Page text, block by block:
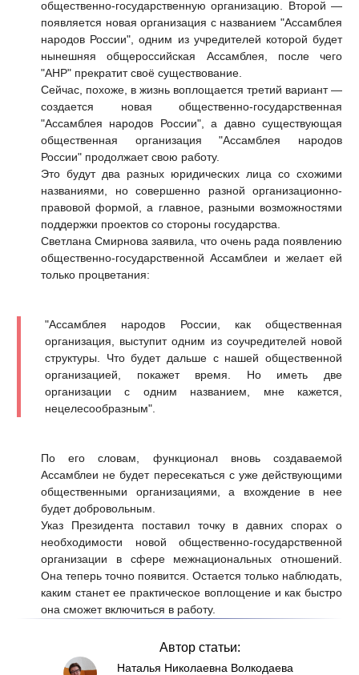
общественно-государственную организацию. Второй —
появляется новая организация с названием "Ассамблея
народов России", одним из учредителей которой будет
нынешняя общероссийская Ассамблея, после чего
"АНР" прекратит своё существование.
Сейчас, похоже, в жизнь воплощается третий вариант —
создается новая общественно-государственная
"Ассамблея народов России", а давно существующая
общественная организация "Ассамблея народов
России" продолжает свою работу.
Это будут два разных юридических лица со схожими
названиями, но совершенно разной организационно-
правовой формой, а главное, разными возможностями
поддержки проектов со стороны государства.
Светлана Смирнова заявила, что очень рада появлению
общественно-государственной Ассамблеи и желает ей
только процветания:
"Ассамблея народов России, как общественная
организация, выступит одним из соучредителей новой
структуры. Что будет дальше с нашей общественной
организацией, покажет время. Но иметь две
организации с одним названием, мне кажется,
нецелесообразным".
По его словам, функционал вновь создаваемой
Ассамблеи не будет пересекаться с уже действующими
общественными организациями, а вхождение в нее
будет добровольным.
Указ Президента поставил точку в давних спорах о
необходимости новой общественно-государственной
организации в сфере межнациональных отношений.
Она теперь точно появится. Остается только наблюдать,
каким станет ее практическое воплощение и как быстро
она сможет включиться в работу.
Автор статьи:
Наталья Николаевна Волкодаева